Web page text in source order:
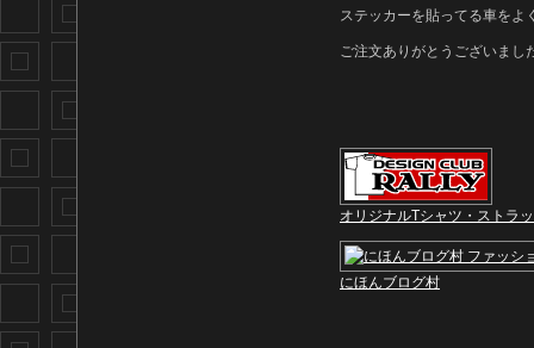
ステッカーを貼ってる車をよ
ご注文ありがとうございまし
オリジナルTシャツ・ストラ
にほんブログ村